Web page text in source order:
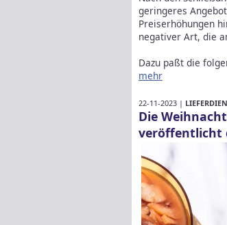
geringeres
Preiserhöhungen
negativer Art, die
Dazu paßt die
mehr
22-11-2023 |
Die
veröffentlicht